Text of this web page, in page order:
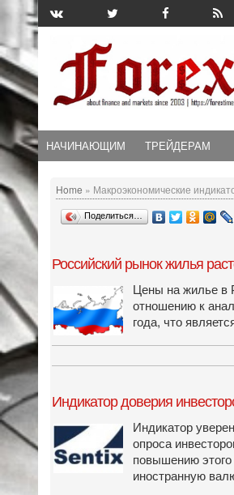
НАЧИНАЮЩИМ ТРЕЙДЕРАМ
Home » Макроэкономические
Поделиться…
Российский рынок жилья
Цены на жилье в
отношению к
года, что
Индикатор доверия
Индикатор
опроса
повышению этого
иностранную